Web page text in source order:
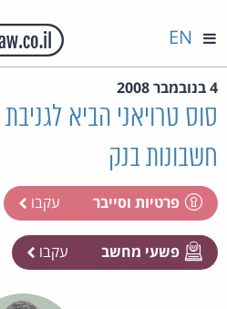
EN
4 בנובמבר 2008
סוס טרויאני הביא
חשבונות בנק
פרטיות וסייבר עקבו
פשעי מחשב עקבו